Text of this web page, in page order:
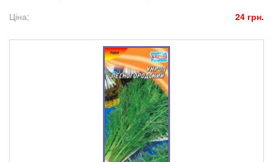
Ціна:
24 грн.